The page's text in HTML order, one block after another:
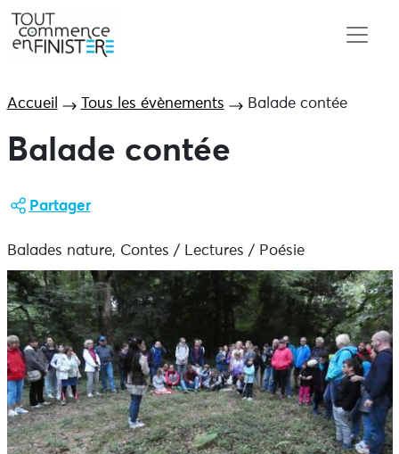
Accueil Tous les évènements Balade contée
Balade contée
Partager
Balades nature, Contes / Lectures / Poésie